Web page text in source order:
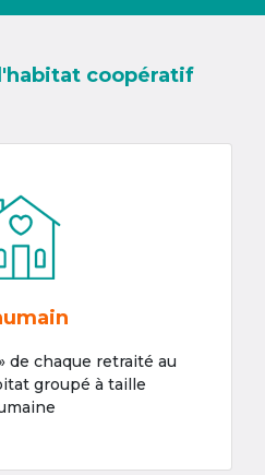
coopératif
de chaque retraité au
groupé à taille